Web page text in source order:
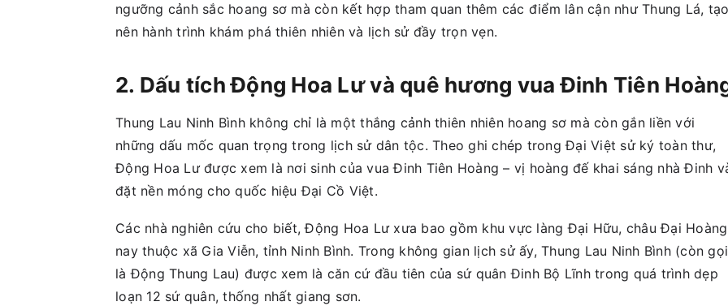
ngưỡng cảnh sắc hoang sơ mà còn kết hợp tham quan thêm các điểm lân cận như Thung Lá,
nên hành trình khám phá thiên nhiên và lịch sử đầy trọn vẹn.
2. Dấu tích Động Hoa Lư và quê hương vua Đinh Tiên
Thung Lau Ninh Bình không chỉ là một thắng cảnh thiên nhiên hoang sơ mà còn gắn liền với
những dấu mốc quan trọng trong lịch sử dân tộc. Theo ghi chép trong Đại Việt sử ký toàn thư,
Động Hoa Lư được xem là nơi sinh của vua Đinh Tiên Hoàng – vị hoàng đế khai sáng nhà Đinh
đặt nền móng cho quốc hiệu Đại Cồ Việt.
Các nhà nghiên cứu cho biết, Động Hoa Lư xưa bao gồm khu vực làng Đại Hữu, châu Đại
nay thuộc xã Gia Viễn, tỉnh Ninh Bình. Trong không gian lịch sử ấy, Thung Lau Ninh Bình (còn gọi
là Động Thung Lau) được xem là căn cứ đầu tiên của sứ quân Đinh Bộ Lĩnh trong quá trình dẹp
loạn 12 sứ quân, thống nhất giang sơn.